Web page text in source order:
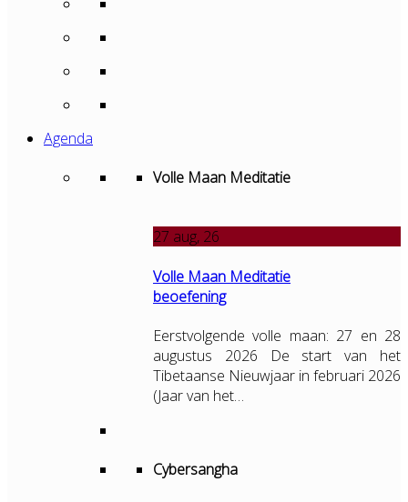
Agenda
Volle Maan Meditatie
27 aug, 26
Volle Maan Meditatie
beoefening
Eerstvolgende volle maan: 27 en 28
augustus 2026 De start van het
Tibetaanse Nieuwjaar in februari 2026
(Jaar van het…
Cybersangha